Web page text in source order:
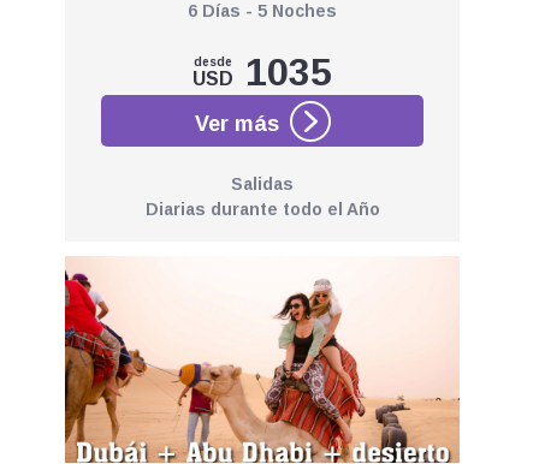
6 Días - 5 Noches
desde
USD 1035
Salidas
Diarias durante todo el Año